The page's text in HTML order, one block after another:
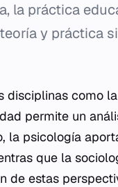
la práctica
y práctica
disciplinas como
permite un
la psicología
que la
de estas